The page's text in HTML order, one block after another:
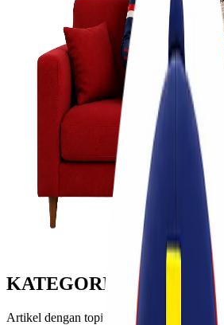
KATEGORI: JASA
Artikel dengan topik jasa cargo murah